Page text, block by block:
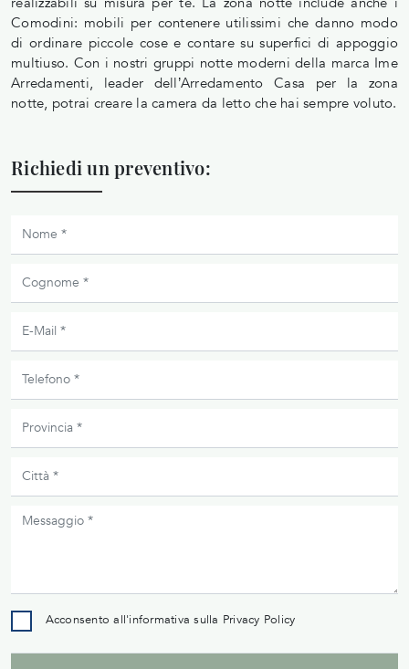
Comodini: mobili per contenere utilissimi che danno modo
di ordinare piccole cose e contare su superfici di appoggio
multiuso. Con i nostri gruppi notte moderni della marca Ime
Arredamenti, leader dell’Arredamento Casa per la zona
notte, potrai creare la camera da letto che hai sempre voluto.
Richiedi un preventivo:
Acconsento all'informativa sulla Privacy Policy